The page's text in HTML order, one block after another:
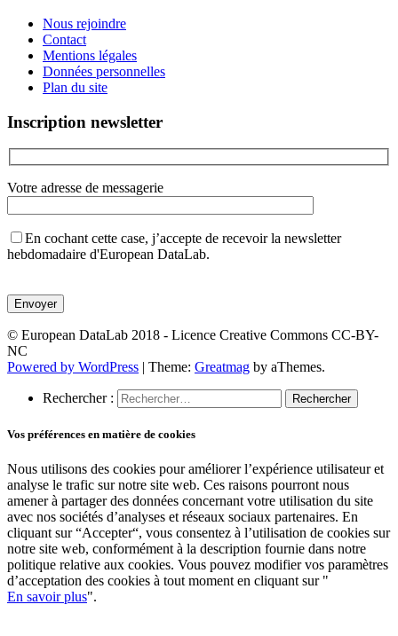
Nous rejoindre
Contact
Mentions légales
Données personnelles
Plan du site
Inscription newsletter
Votre adresse de messagerie
En cochant cette case, j’accepte de recevoir la newsletter
hebdomadaire d'European DataLab.
laisser
ce
champ
vide.
© European DataLab 2018 - Licence Creative Commons CC-BY-
NC
Powered by WordPress | Theme: Greatmag by aThemes.
Rechercher :
Vos préférences en matière de cookies
Nous utilisons des cookies pour améliorer l’expérience utilisateur et
analyse le trafic sur notre site web. Ces raisons pourront nous
amener à partager des données concernant votre utilisation du site
avec nos sociétés d’analyses et réseaux sociaux partenaires. En
cliquant sur “Accepter“, vous consentez à l’utilisation de cookies sur
notre site web, conformément à la description fournie dans notre
politique relative aux cookies. Vous pouvez modifier vos paramètres
d’acceptation des cookies à tout moment en cliquant sur "
En savoir plus".